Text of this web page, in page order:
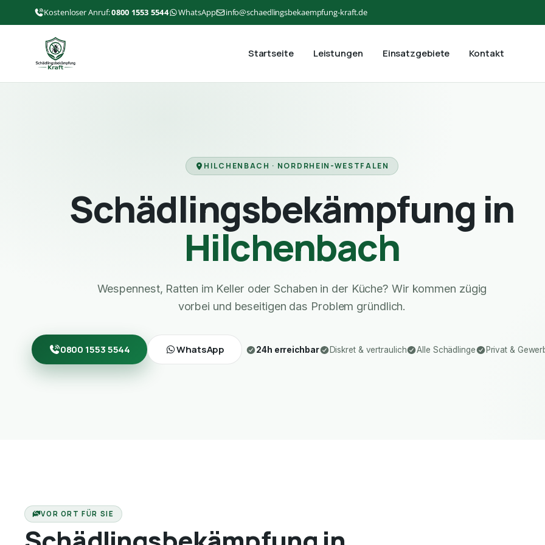
Kostenloser Anruf:0800 1553 5544 WhatsApp info@schaedlingsbekaempfung-kraft.de
Startseite Leistungen Einsatzgebiete Kontakt
HILCHENBACH · NORDRHEIN-WESTFALEN
Schädlingsbekämpfung in
Hilchenbach
Wespennest, Ratten im Keller oder Schaben in der Küche? Wir kommen zügig
vorbei und beseitigen das Problem gründlich.
0800 1553 5544 WhatsApp 24h erreichbar Diskret & vertraulich Alle Schädlinge Privat &
VOR ORT FÜR SIE